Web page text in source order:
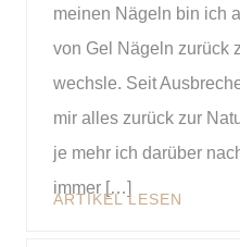
meinen Nägeln bin ich
von Gel Nägeln zurück
wechsle. Seit
mir alles zurück zur
je mehr ich darüber
immer […]
ARTIKEL LESEN